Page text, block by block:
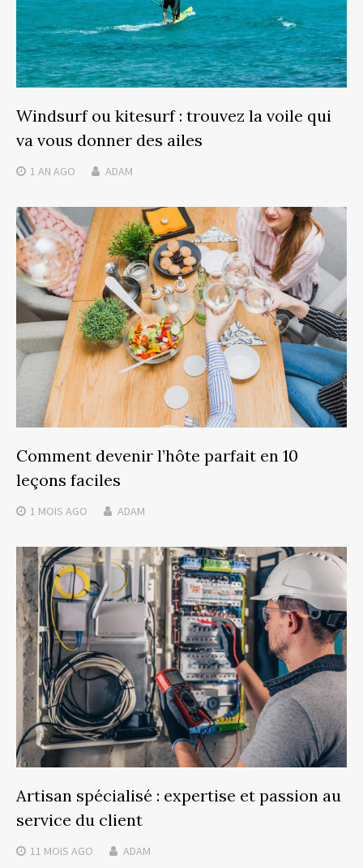
Windsurf ou kitesurf : trouvez la voile qui
va vous donner des ailes
1 AN AGO ADAM
Comment devenir l’hôte parfait en 10
leçons faciles
1 MOIS AGO ADAM
Artisan spécialisé : expertise et passion au
service du client
11 MOIS AGO ADAM